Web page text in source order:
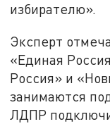
избирателю».
Эксперт
«Единая
Россия» и
занимаются
ЛДПР